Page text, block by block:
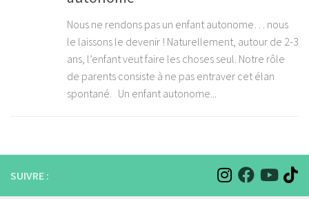
Nous ne rendons pas un enfant autonome… nous
le laissons le devenir ! Naturellement, autour de 2-3
ans, l’enfant veut faire les choses seul. Notre rôle
de parents consiste à ne pas entraver cet élan
spontané. Un enfant autonome...
SUIVRE :